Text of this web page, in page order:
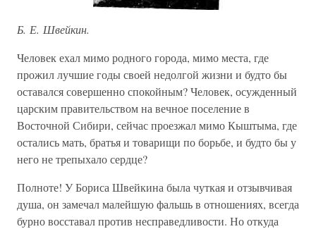
Б. Е. Швейкин.
Человек ехал мимо родного города, мимо места, где
прожил лучшие годы своей недолгой жизни и будто бы
оставался совершенно спокойным? Человек, осужденный
царским правительством на вечное поселение в
Восточной Сибири, сейчас проезжал мимо Кыштыма, где
остались мать, братья и товарищи по борьбе, и будто бы у
него не трепыхало сердце?
Полноте! У Бориса Швейкина была чуткая и отзывчивая
душа, он замечал малейшую фальшь в отношениях, всегда
бурно восставал против несправедливости. Но откуда